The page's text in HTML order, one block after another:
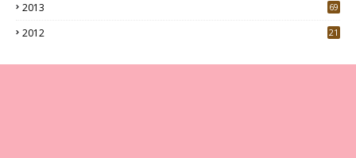
2013 69
2012 21